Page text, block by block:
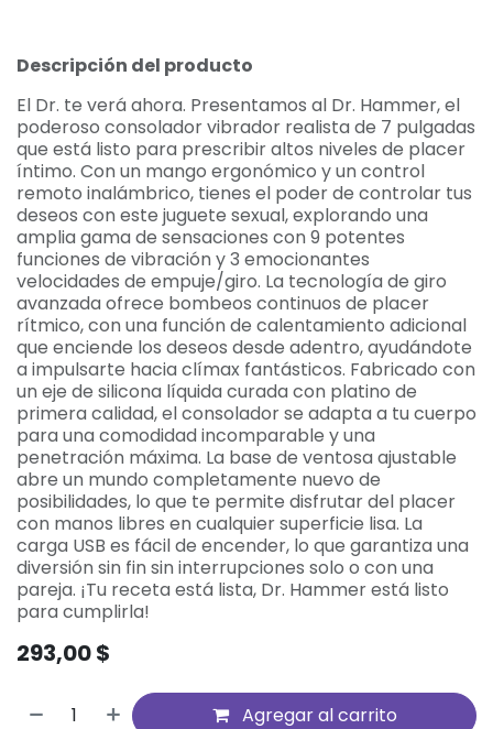
Descripción del producto
El Dr. te verá ahora. Presentamos al Dr. Hammer, el
poderoso consolador vibrador realista de 7 pulgadas
que está listo para prescribir altos niveles de placer
íntimo. Con un mango ergonómico y un control
remoto inalámbrico, tienes el poder de controlar tus
deseos con este juguete sexual, explorando una
amplia gama de sensaciones con 9 potentes
funciones de vibración y 3 emocionantes
velocidades de empuje/giro. La tecnología de giro
avanzada ofrece bombeos continuos de placer
rítmico, con una función de calentamiento adicional
que enciende los deseos desde adentro, ayudándote
a impulsarte hacia clímax fantásticos. Fabricado con
un eje de silicona líquida curada con platino de
primera calidad, el consolador se adapta a tu cuerpo
para una comodidad incomparable y una
penetración máxima. La base de ventosa ajustable
abre un mundo completamente nuevo de
posibilidades, lo que te permite disfrutar del placer
con manos libres en cualquier superficie lisa. La
carga USB es fácil de encender, lo que garantiza una
diversión sin fin sin interrupciones solo o con una
pareja. ¡Tu receta está lista, Dr. Hammer está listo
para cumplirla!
293,00$
Agregar al carrito